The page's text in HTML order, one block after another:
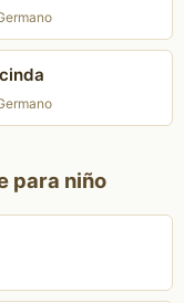
para niño